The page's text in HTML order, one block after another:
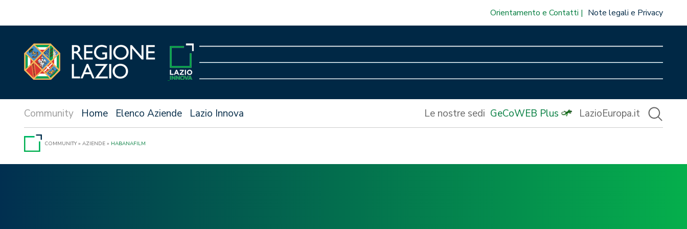
Orientamento e Contatti Note legali e Privacy
Home Elenco Aziende Lazio Innova Le nostre sedi GeCoWEB Plus LazioEuropa.it
COMMUNITY» AZIENDE » HABANAFILM